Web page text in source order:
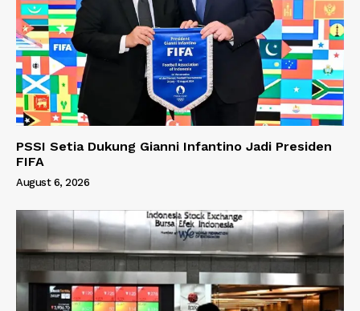
PSSI Setia Dukung Gianni Infantino Jadi Presiden
FIFA
August 6, 2026